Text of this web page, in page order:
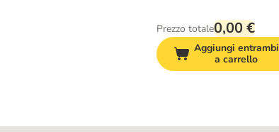
Prezzo totale0,00 €
Aggiungi entrambi
a carrello